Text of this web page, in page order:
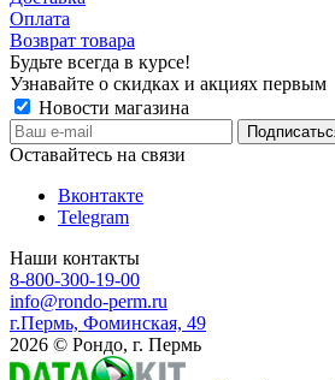
Оплата
Возврат товара
Будьте всегда в курсе!
Узнавайте о скидках и акциях первым
Новости магазина
Оставайтесь на связи
Вконтакте
Telegram
Наши контакты
8-800-300-19-00
info@rondo-perm.ru
г.Пермь, Фоминская, 49
2026 © Рондо, г. Пермь